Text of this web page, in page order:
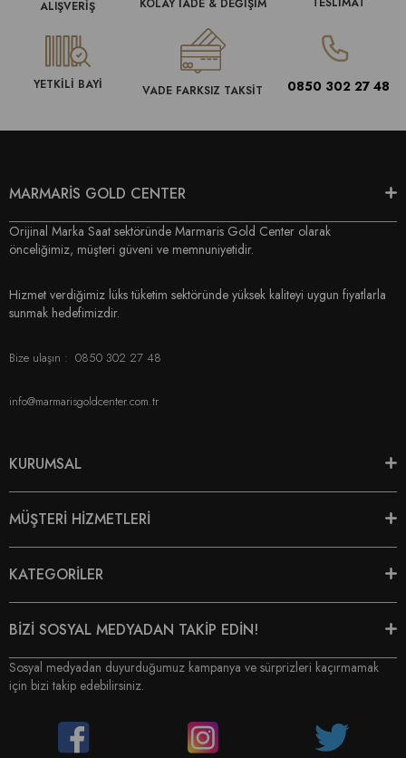
ALIŞVERİŞ
YETKİLİ BAYİ VADE FARKSIZ TAKSİT 0850 302 27 48
MARMARİS GOLD CENTER
Orijinal Marka Saat sektöründe Marmaris Gold Center olarak
önceliğimiz, müşteri güveni ve memnuniyetidir.
Hizmet verdiğimiz lüks tüketim sektöründe yüksek kaliteyi uygun fiyatlarla
sunmak hedefimizdir.
Bize ulaşın : 0850 302 27 48
info@marmarisgoldcenter.com.tr
KURUMSAL
MÜŞTERİ HİZMETLERİ
KATEGORİLER
BİZİ SOSYAL MEDYADAN TAKİP EDİN!
Sosyal medyadan duyurduğumuz kampanya ve sürprizleri kaçırmamak
için bizi takip edebilirsiniz.